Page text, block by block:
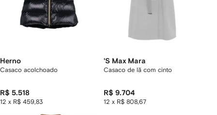
Herno
Casaco acolchoado
R$ 5.518
12 x R$ 459,83
'S Max Mara
Casaco de lã com cinto
R$ 9.704
12 x R$ 808,67